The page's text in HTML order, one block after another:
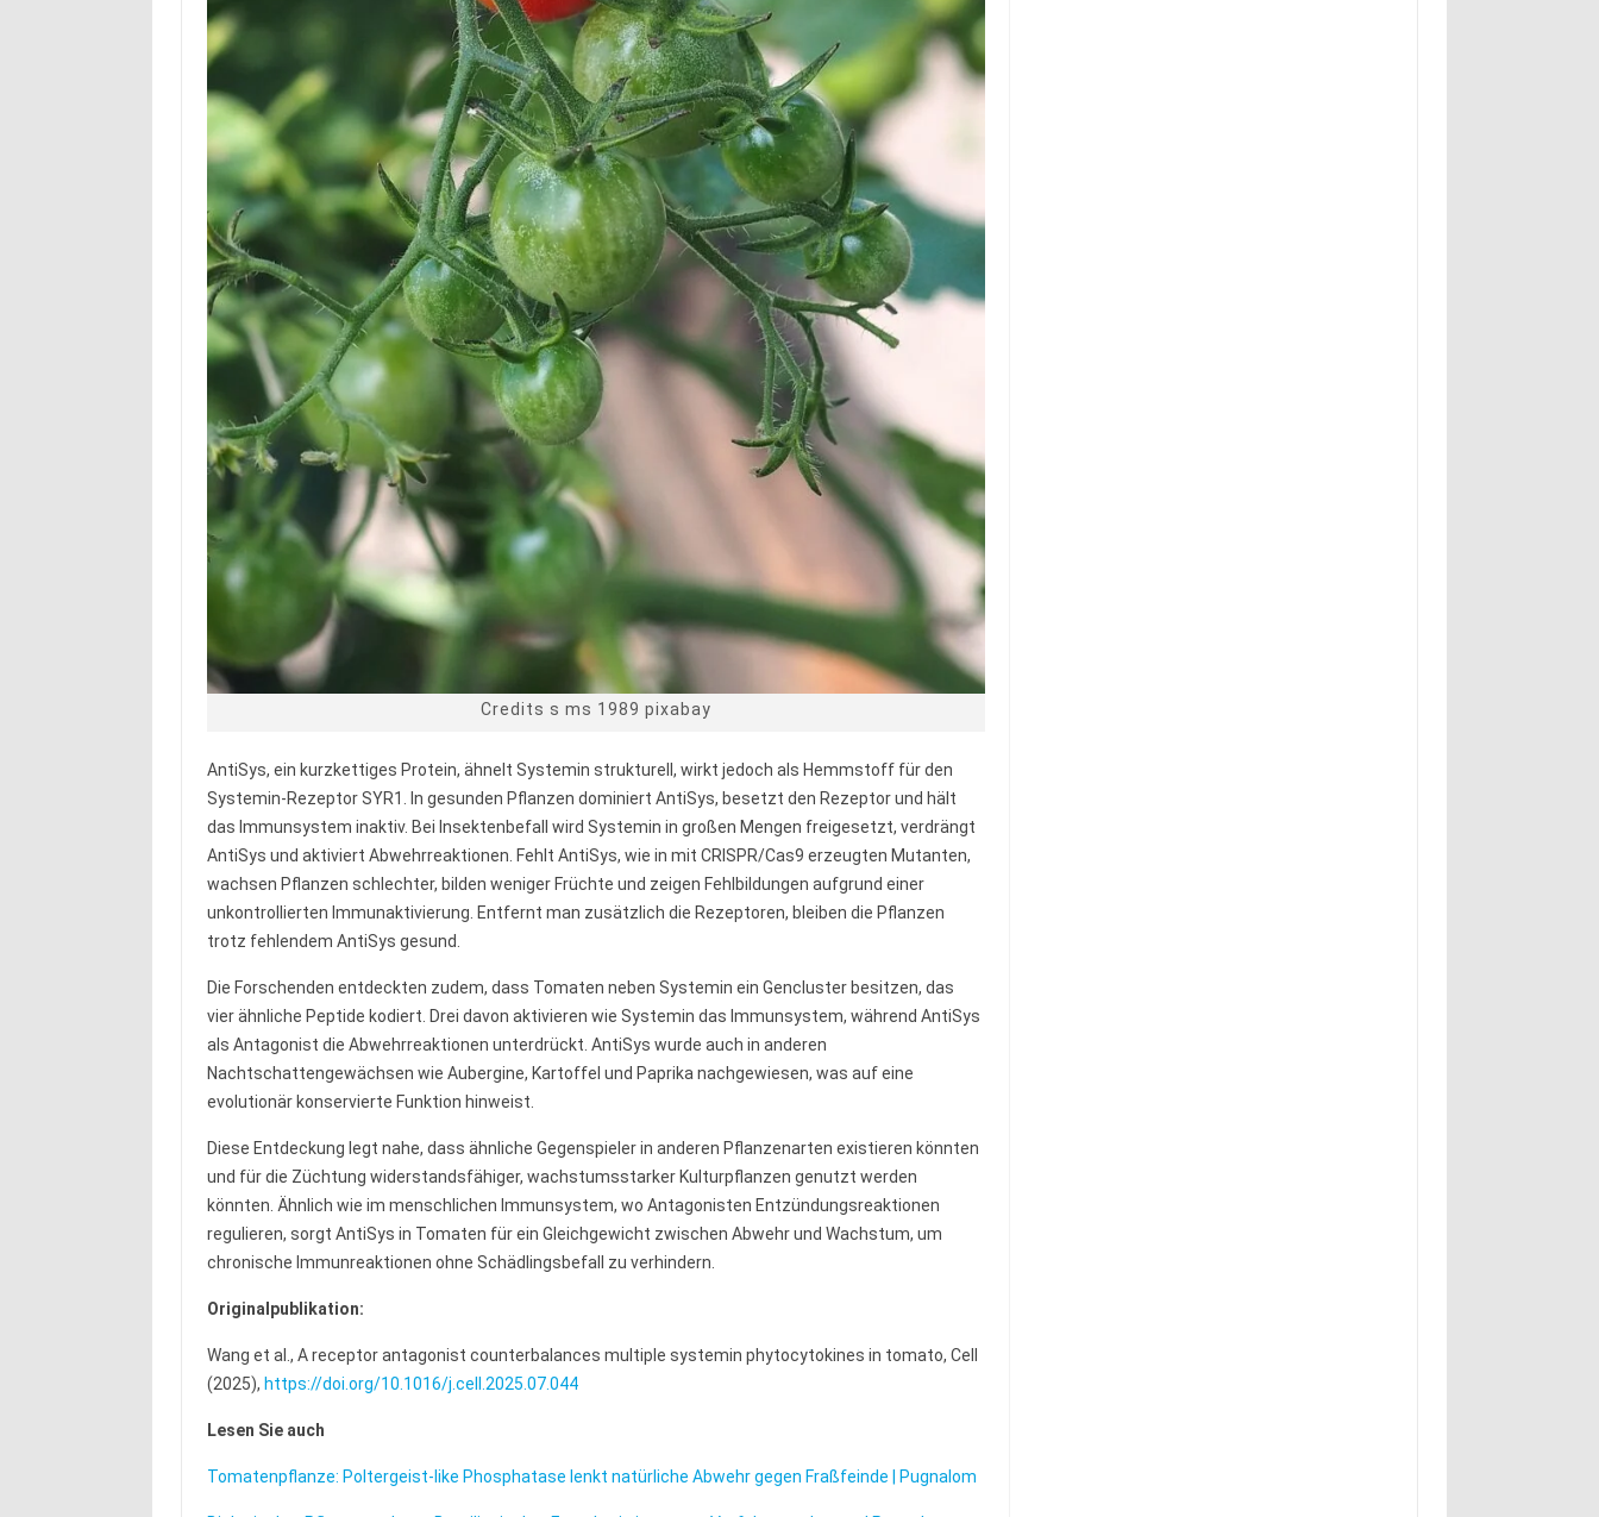
Credits s ms 1989 pixabay
AntiSys, ein kurzkettiges Protein, ähnelt Systemin strukturell, wirkt jedoch als Hemmstoff für den
Systemin-Rezeptor SYR1. In gesunden Pflanzen dominiert AntiSys, besetzt den Rezeptor und hält
das Immunsystem inaktiv. Bei Insektenbefall wird Systemin in großen Mengen freigesetzt, verdrängt
AntiSys und aktiviert Abwehrreaktionen. Fehlt AntiSys, wie in mit CRISPR/Cas9 erzeugten Mutanten,
wachsen Pflanzen schlechter, bilden weniger Früchte und zeigen Fehlbildungen aufgrund einer
unkontrollierten Immunaktivierung. Entfernt man zusätzlich die Rezeptoren, bleiben die Pflanzen
trotz fehlendem AntiSys gesund.
Die Forschenden entdeckten zudem, dass Tomaten neben Systemin ein Gencluster besitzen, das
vier ähnliche Peptide kodiert. Drei davon aktivieren wie Systemin das Immunsystem, während AntiSys
als Antagonist die Abwehrreaktionen unterdrückt. AntiSys wurde auch in anderen
Nachtschattengewächsen wie Aubergine, Kartoffel und Paprika nachgewiesen, was auf eine
evolutionär konservierte Funktion hinweist.
Diese Entdeckung legt nahe, dass ähnliche Gegenspieler in anderen Pflanzenarten existieren könnten
und für die Züchtung widerstandsfähiger, wachstumsstarker Kulturpflanzen genutzt werden
könnten. Ähnlich wie im menschlichen Immunsystem, wo Antagonisten Entzündungsreaktionen
regulieren, sorgt AntiSys in Tomaten für ein Gleichgewicht zwischen Abwehr und Wachstum, um
chronische Immunreaktionen ohne Schädlingsbefall zu verhindern.
Originalpublikation:
Wang et al., A receptor antagonist counterbalances multiple systemin phytocytokines in tomato, Cell
(2025), https://doi.org/10.1016/j.cell.2025.07.044
Lesen Sie auch
Tomatenpflanze: Poltergeist-like Phosphatase lenkt natürliche Abwehr gegen Fraßfeinde | Pugnalom